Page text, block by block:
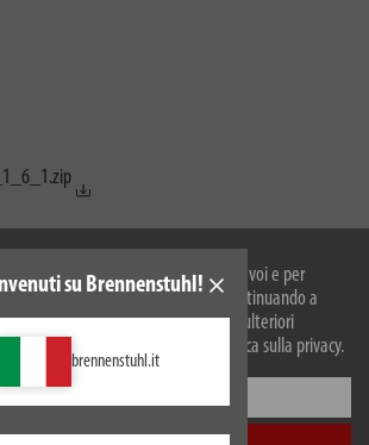
sito web in modo ottimale per voi e per
utilizziamo i cookies. Continuando a
il nostro utilizzo dei cookie. Per ulteriori
si prega di consultare la nostra politica sulla privacy.
su Brennenstuhl!
brennenstuhl.it